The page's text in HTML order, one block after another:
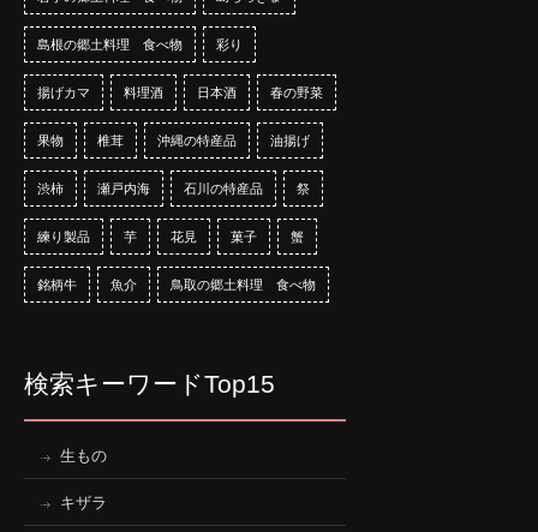
島根の郷土料理 食べ物 彩り
揚げカマ 料理酒 日本酒 春の野菜
果物 椎茸 沖縄の特産品 油揚げ
渋柿 瀬戸内海 石川の特産品 祭
練り製品 芋 花見 菓子 蟹
銘柄牛 魚介 鳥取の郷土料理 食べ物
検索キーワードTop15
生もの
キザラ